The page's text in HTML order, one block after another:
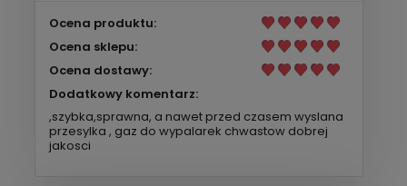
Ocena produktu:
Ocena sklepu:
Ocena dostawy:
Dodatkowy komentarz:
,szybka,sprawna, a nawet przed czasem wyslana
przesylka , gaz do wypalarek chwastow dobrej
jakosci